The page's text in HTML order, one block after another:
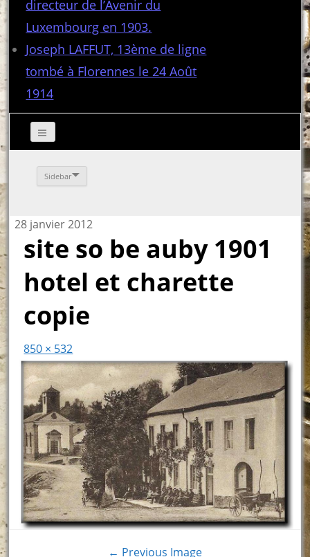
directeur de l’Avenir du
Luxembourg en 1903.
Joseph LAFFUT, 13ème de ligne
tombé à Florennes le 24 Août
1914
Sidebar
28 janvier 2012
site so be auby 1901
hotel et charette
copie
850 × 532
← Previous Image